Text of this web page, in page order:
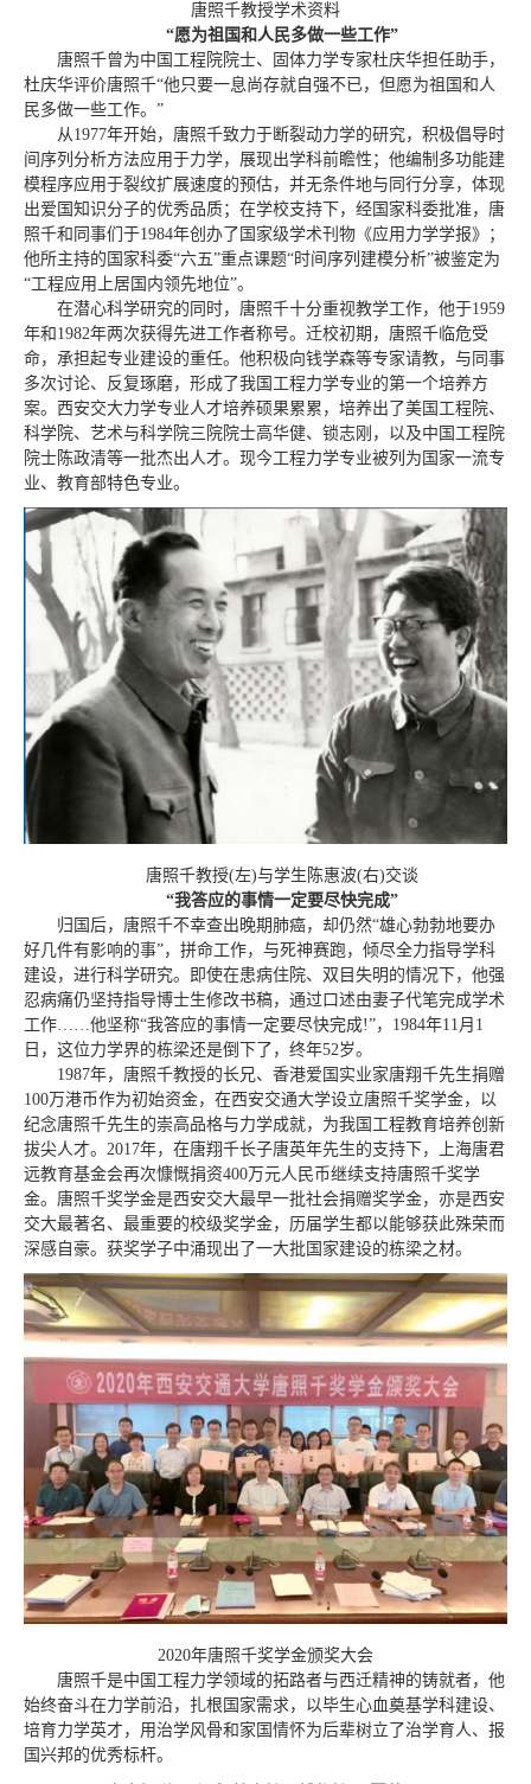
唐照千教授学术资料
“愿为祖国和人民多做一些工作”
唐照千曾为中国工程院院士、固体力学专家杜庆华担任助手，
杜庆华评价唐照千“他只要一息尚存就自强不已，但愿为祖国和人
民多做一些工作。”
从1977年开始，唐照千致力于断裂动力学的研究，积极倡导时
间序列分析方法应用于力学，展现出学科前瞻性；他编制多功能建
模程序应用于裂纹扩展速度的预估，并无条件地与同行分享，体现
出爱国知识分子的优秀品质；在学校支持下，经国家科委批准，唐
照千和同事们于1984年创办了国家级学术刊物《应用力学学报》；
他所主持的国家科委“六五”重点课题“时间序列建模分析”被鉴定为
“工程应用上居国内领先地位”。
在潜心科学研究的同时，唐照千十分重视教学工作，他于1959
年和1982年两次获得先进工作者称号。迁校初期，唐照千临危受
命，承担起专业建设的重任。他积极向钱学森等专家请教，与同事
多次讨论、反复琢磨，形成了我国工程力学专业的第一个培养方
案。西安交大力学专业人才培养硕果累累，培养出了美国工程院、
科学院、艺术与科学院三院院士高华健、锁志刚，以及中国工程院
院士陈政清等一批杰出人才。现今工程力学专业被列为国家一流专
业、教育部特色专业。
唐照千教授(左)与学生陈惠波(右)交谈
“我答应的事情一定要尽快完成”
归国后，唐照千不幸查出晚期肺癌，却仍然“雄心勃勃地要办
好几件有影响的事”，拼命工作，与死神赛跑，倾尽全力指导学科
建设，进行科学研究。即使在患病住院、双目失明的情况下，他强
忍病痛仍坚持指导博士生修改书稿，通过口述由妻子代笔完成学术
工作……他坚称“我答应的事情一定要尽快完成!”，1984年11月1
日，这位力学界的栋梁还是倒下了，终年52岁。
1987年，唐照千教授的长兄、香港爱国实业家唐翔千先生捐赠
100万港币作为初始资金，在西安交通大学设立唐照千奖学金，以
纪念唐照千先生的崇高品格与力学成就，为我国工程教育培养创新
拔尖人才。2017年，在唐翔千长子唐英年先生的支持下，上海唐君
远教育基金会再次慷慨捐资400万元人民币继续支持唐照千奖学
金。唐照千奖学金是西安交大最早一批社会捐赠奖学金，亦是西安
交大最著名、最重要的校级奖学金，历届学生都以能够获此殊荣而
深感自豪。获奖学子中涌现出了一大批国家建设的栋梁之材。
2020年唐照千奖学金颁奖大会
唐照千是中国工程力学领域的拓路者与西迁精神的铸就者，他
始终奋斗在力学前沿，扎根国家需求，以毕生心血奠基学科建设、
培育力学英才，用治学风骨和家国情怀为后辈树立了治学育人、报
国兴邦的优秀标杆。